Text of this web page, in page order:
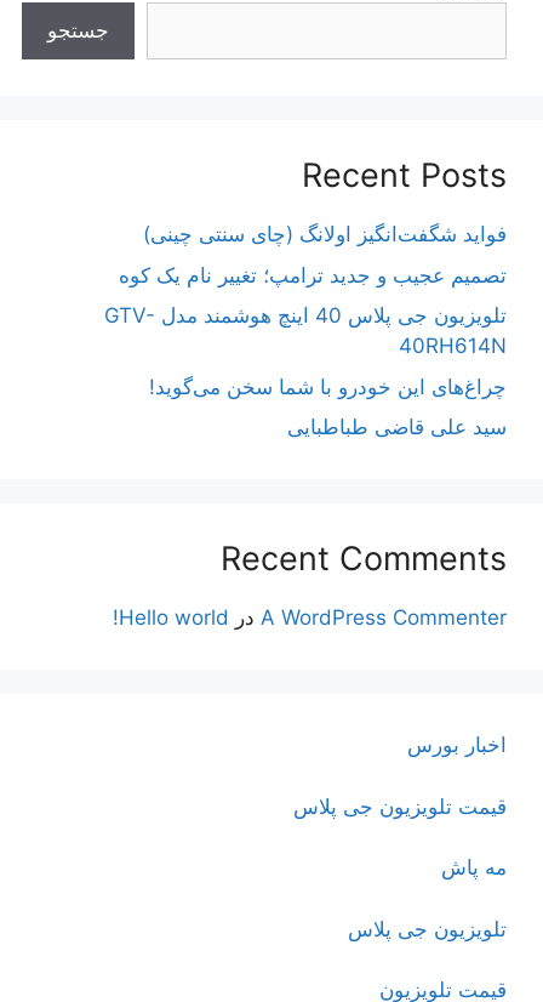
جستجو
Recent Posts
فواید شگفت‌انگیز اولانگ (چای سنتی چینی)
تصمیم عجیب و جدید ترامپ؛ تغییر نام یک کوه
تلویزیون جی پلاس 40 اینچ هوشمند مدل GTV-
40RH614N
چراغ‌های این خودرو با شما سخن می‌گوید!
سید علی قاضی طباطبایی
Recent Comments
A WordPress Commenter در Hello world!
اخبار بورس
قیمت تلویزیون جی پلاس
مه پاش
تلویزیون جی پلاس
قیمت تلویزیون